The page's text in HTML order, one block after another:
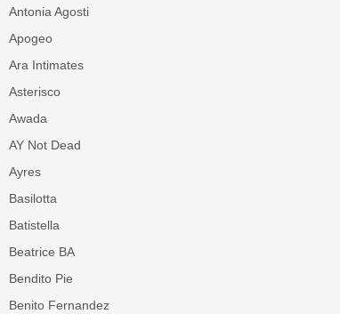
Antonia Agosti
Apogeo
Ara Intimates
Asterisco
Awada
AY Not Dead
Ayres
Basilotta
Batistella
Beatrice BA
Bendito Pie
Benito Fernandez